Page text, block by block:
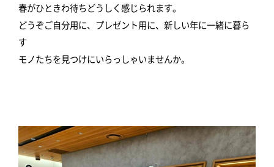
春がひときわ待ちどうしく感じられます。
どうぞご自分用に、プレゼント用に、新しい年に一緒に暮ら
す
モノたちを見つけにいらっしゃいませんか。